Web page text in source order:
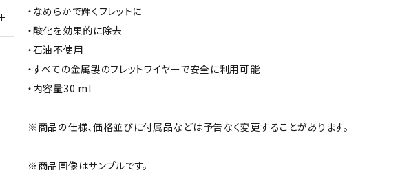
・なめらかで輝くフレットに
・酸化を効果的に除去
・石油不使用
・すべての金属製のフレットワイヤーで安全に利用可能
・内容量30 ml
※商品の仕様、価格並びに付属品などは予告なく変更することがあります。
※商品画像はサンプルです。